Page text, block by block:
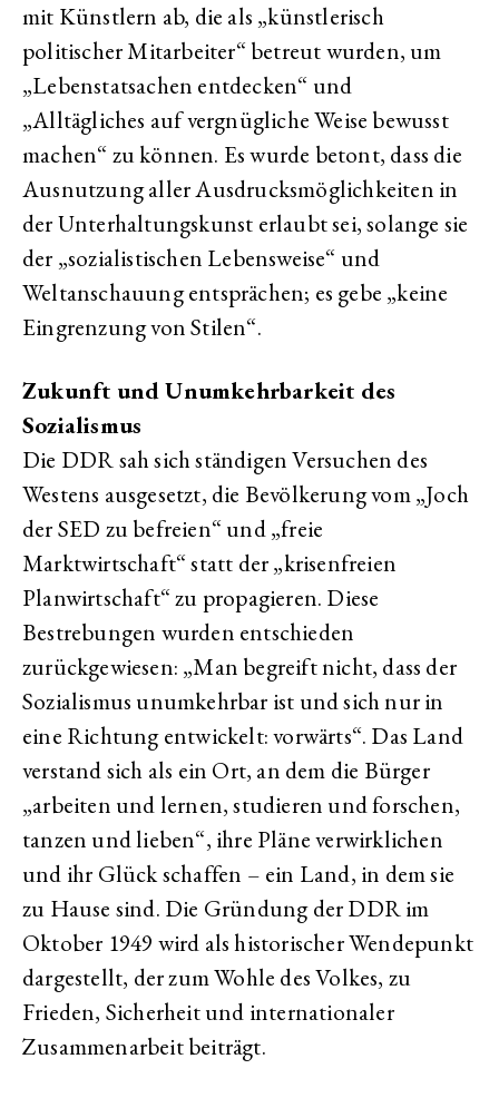
mit Künstlern ab, die als „künstlerisch
politischer Mitarbeiter“ betreut wurden, um
„Lebenstatsachen entdecken“ und
„Alltägliches auf vergnügliche Weise bewusst
machen“ zu können. Es wurde betont, dass die
Ausnutzung aller Ausdrucksmöglichkeiten in
der Unterhaltungskunst erlaubt sei, solange sie
der „sozialistischen Lebensweise“ und
Weltanschauung entsprächen; es gebe „keine
Eingrenzung von Stilen“.
Zukunft und Unumkehrbarkeit des
Sozialismus
Die DDR sah sich ständigen Versuchen des
Westens ausgesetzt, die Bevölkerung vom „Joch
der SED zu befreien“ und „freie
Marktwirtschaft“ statt der „krisenfreien
Planwirtschaft“ zu propagieren. Diese
Bestrebungen wurden entschieden
zurückgewiesen: „Man begreift nicht, dass der
Sozialismus unumkehrbar ist und sich nur in
eine Richtung entwickelt: vorwärts“. Das Land
verstand sich als ein Ort, an dem die Bürger
„arbeiten und lernen, studieren und forschen,
tanzen und lieben“, ihre Pläne verwirklichen
und ihr Glück schaffen – ein Land, in dem sie
zu Hause sind. Die Gründung der DDR im
Oktober 1949 wird als historischer Wendepunkt
dargestellt, der zum Wohle des Volkes, zu
Frieden, Sicherheit und internationaler
Zusammenarbeit beiträgt.